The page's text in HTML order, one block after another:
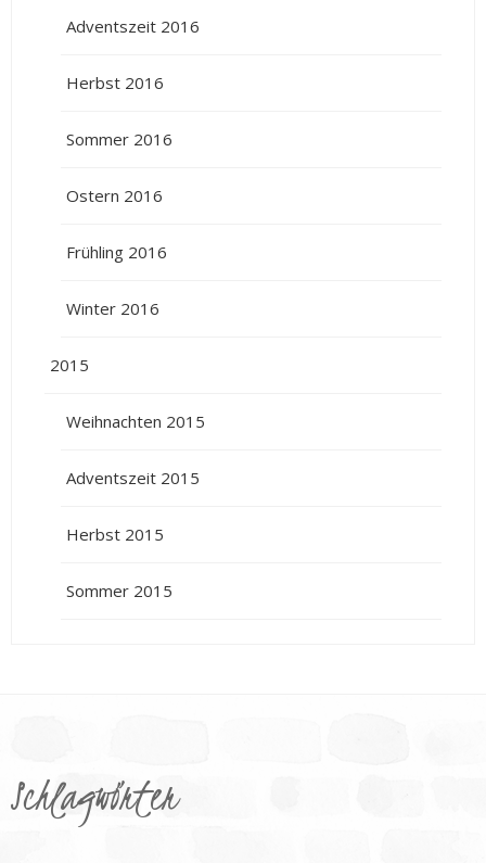
Adventszeit 2016
Herbst 2016
Sommer 2016
Ostern 2016
Frühling 2016
Winter 2016
2015
Weihnachten 2015
Adventszeit 2015
Herbst 2015
Sommer 2015
Schlagwörter